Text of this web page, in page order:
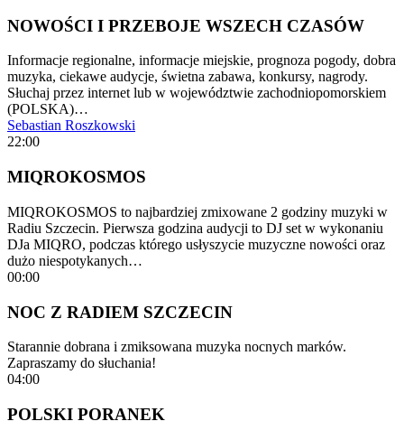
NOWOŚCI I PRZEBOJE WSZECH CZASÓW
Informacje regionalne, informacje miejskie, prognoza pogody, dobra
muzyka, ciekawe audycje, świetna zabawa, konkursy, nagrody.
Słuchaj przez internet lub w województwie zachodniopomorskiem
(POLSKA)…
Sebastian Roszkowski
22:00
MIQROKOSMOS
MIQROKOSMOS to najbardziej zmixowane 2 godziny muzyki w
Radiu Szczecin. Pierwsza godzina audycji to DJ set w wykonaniu
DJa MIQRO, podczas którego usłyszycie muzyczne nowości oraz
dużo niespotykanych…
00:00
NOC Z RADIEM SZCZECIN
Starannie dobrana i zmiksowana muzyka nocnych marków.
Zapraszamy do słuchania!
04:00
POLSKI PORANEK